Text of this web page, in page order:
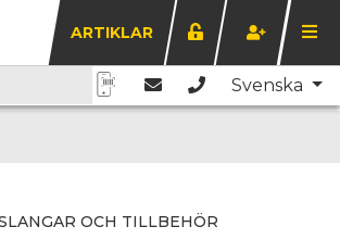
ARTIKLAR
Svenska
OCH TILLBEHÖR